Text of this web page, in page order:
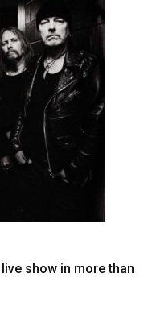
live show in more than